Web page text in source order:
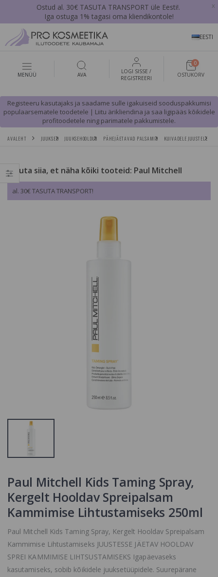
Ostud al. 30€ TASUTA TRANSPORT üle Eesti!.
Iga ostuga 1% tagasi oma kliendikontole!
x
EESTI
MENÜÜ AVA
LOGI SISSE /
REGISTREERI
0
OSTUKORV
Registeeru kasutajaks ja saadame sulle igakuiseid sooduspakkumisi
populaarsematele toodetele | Liitu ärikliendina ja saa ligipääs kõikidele
profitoodetele ning parimatele pakkumistele.
AVALEHT JUUKSED JUUKSEHOOLDUS PÄHEJÄETAVAD PALSAMID KUIVADELE JUUSTELE
Vajuta siia, et näha kõiki tooteid: Paul Mitchell
al. 30€ TASUTA TRANSPORT!
Paul Mitchell Kids Taming Spray,
Kergelt Hooldav Spreipalsam
Kammimise Lihtustamiseks 250ml
Paul Mitchell Kids Taming Spray, Kergelt Hooldav Spreipalsam
Kammimise Lihtustamiseks JUUSTESSE JÄETAV HOOLDAV
SPREI KAMMIMISE LIHTSUSTAMISEKS Igapäevaseks
kasutamiseks, sobib kõikidele juuksetüüpidele. Suurepärane
Detangler Soft
Estel Little Me
Hair Spray Easy
SORTIMENDIST
KODULEHELT
Avokaadoõli
Normaalsele-
Kuivale-
Vananevale
Nahale
Tangle Teezer
Easy Dry
Go Föönihari
18.5 €